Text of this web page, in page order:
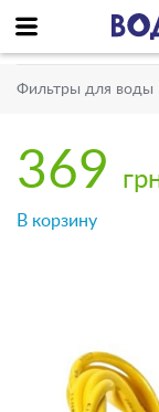
Фильтры для воды
369
В корзину